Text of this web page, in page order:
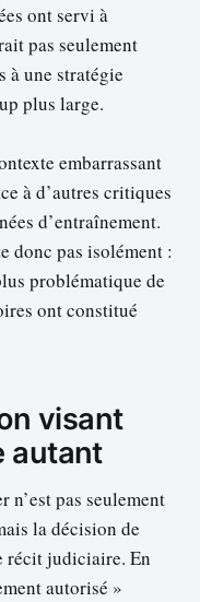
ont servi à
pas seulement
à une stratégie
plus large.
embarrassant
à d’autres critiques
d’entraînement.
donc pas isolément :
problématique de
ont constitué
visant
autant
n’est pas seulement
la décision de
récit judiciaire. En
autorisé »